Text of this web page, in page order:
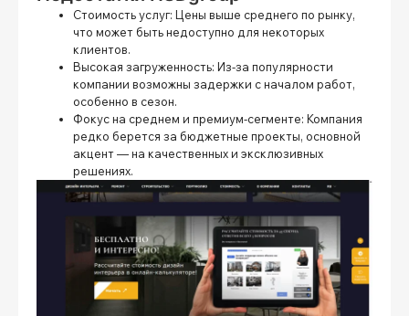
Стоимость услуг: Цены выше среднего по рынку,
что может быть недоступно для некоторых
клиентов.
Высокая загруженность: Из-за популярности
компании возможны задержки с началом работ,
особенно в сезон.
Фокус на среднем и премиум-сегменте: Компания
редко берется за бюджетные проекты, основной
акцент — на качественных и эксклюзивных
решениях.